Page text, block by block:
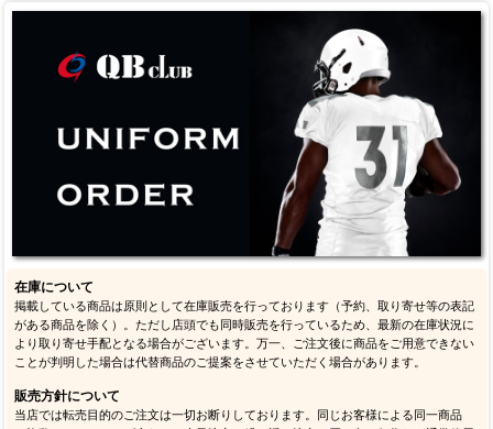
在庫について
掲載している商品は原則として在庫販売を行っております（予約、取り寄せ等の表記
がある商品を除く）。ただし店頭でも同時販売を行っているため、最新の在庫状況に
より取り寄せ手配となる場合がございます。万一、ご注文後に商品をご用意できない
ことが判明した場合は代替商品のご提案をさせていただく場合があります。
販売方針について
当店では転売目的のご注文は一切お断りしております。同じお客様による同一商品